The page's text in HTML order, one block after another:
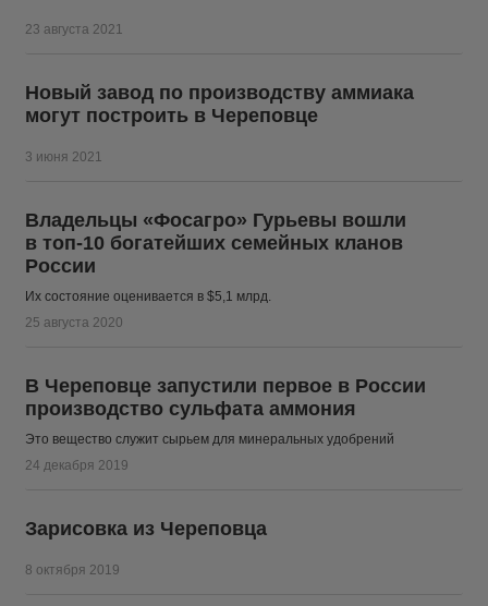
23 августа 2021
Новый завод по производству аммиака
могут построить в Череповце
3 июня 2021
Владельцы «Фосагро» Гурьевы вошли
в топ-10 богатейших семейных кланов
России
Их состояние оценивается в $5,1 млрд.
25 августа 2020
В Череповце запустили первое в России
производство сульфата аммония
Это вещество служит сырьем для минеральных удобрений
24 декабря 2019
Зарисовка из Череповца
8 октября 2019